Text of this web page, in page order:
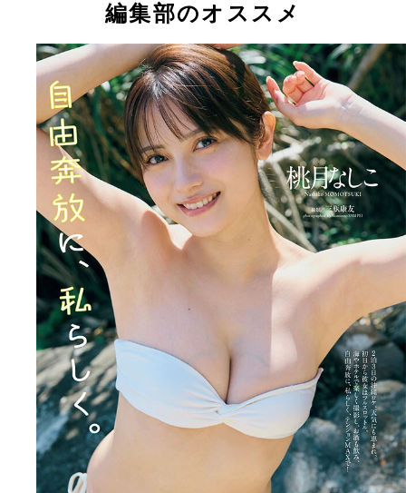
桃月なしこデジタル写真集『自由奔放に私らしく～
桃月なしこデジタル写真集『自由奔放に私らしく～
編集部のオススメ